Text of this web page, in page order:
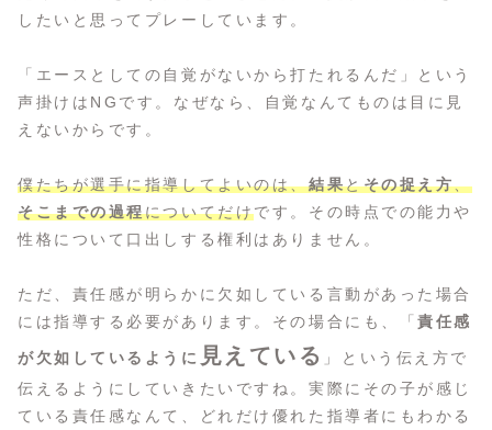
したいと思ってプレーしています。
「エースとしての自覚がないから打たれるんだ」という
声掛けはNGです。なぜなら、自覚なんてものは目に見
えないからです。
僕たちが選手に指導してよいのは、結果とその捉え方、
そこまでの過程についてだけです。その時点での能力や
性格について口出しする権利はありません。
ただ、責任感が明らかに欠如している言動があった場合
には指導する必要があります。その場合にも、「責任感
が欠如しているように 見えている 」という伝え方で
伝えるようにしていきたいですね。実際にその子が感じ
ている責任感なんて、どれだけ優れた指導者にもわかる